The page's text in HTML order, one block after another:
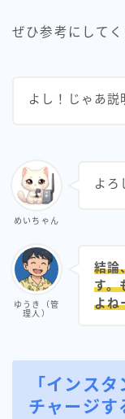
enひかり
インターネット豆
コミュファ光（中
ソフトバンクエア
ソフトバンク光（
ビッグローブ光
ぜひ参考にしてく
よし！じゃあ説
めいちゃん
よろ
ゆうき（管
理人）
結論
す。
よね
「インス
チャージす